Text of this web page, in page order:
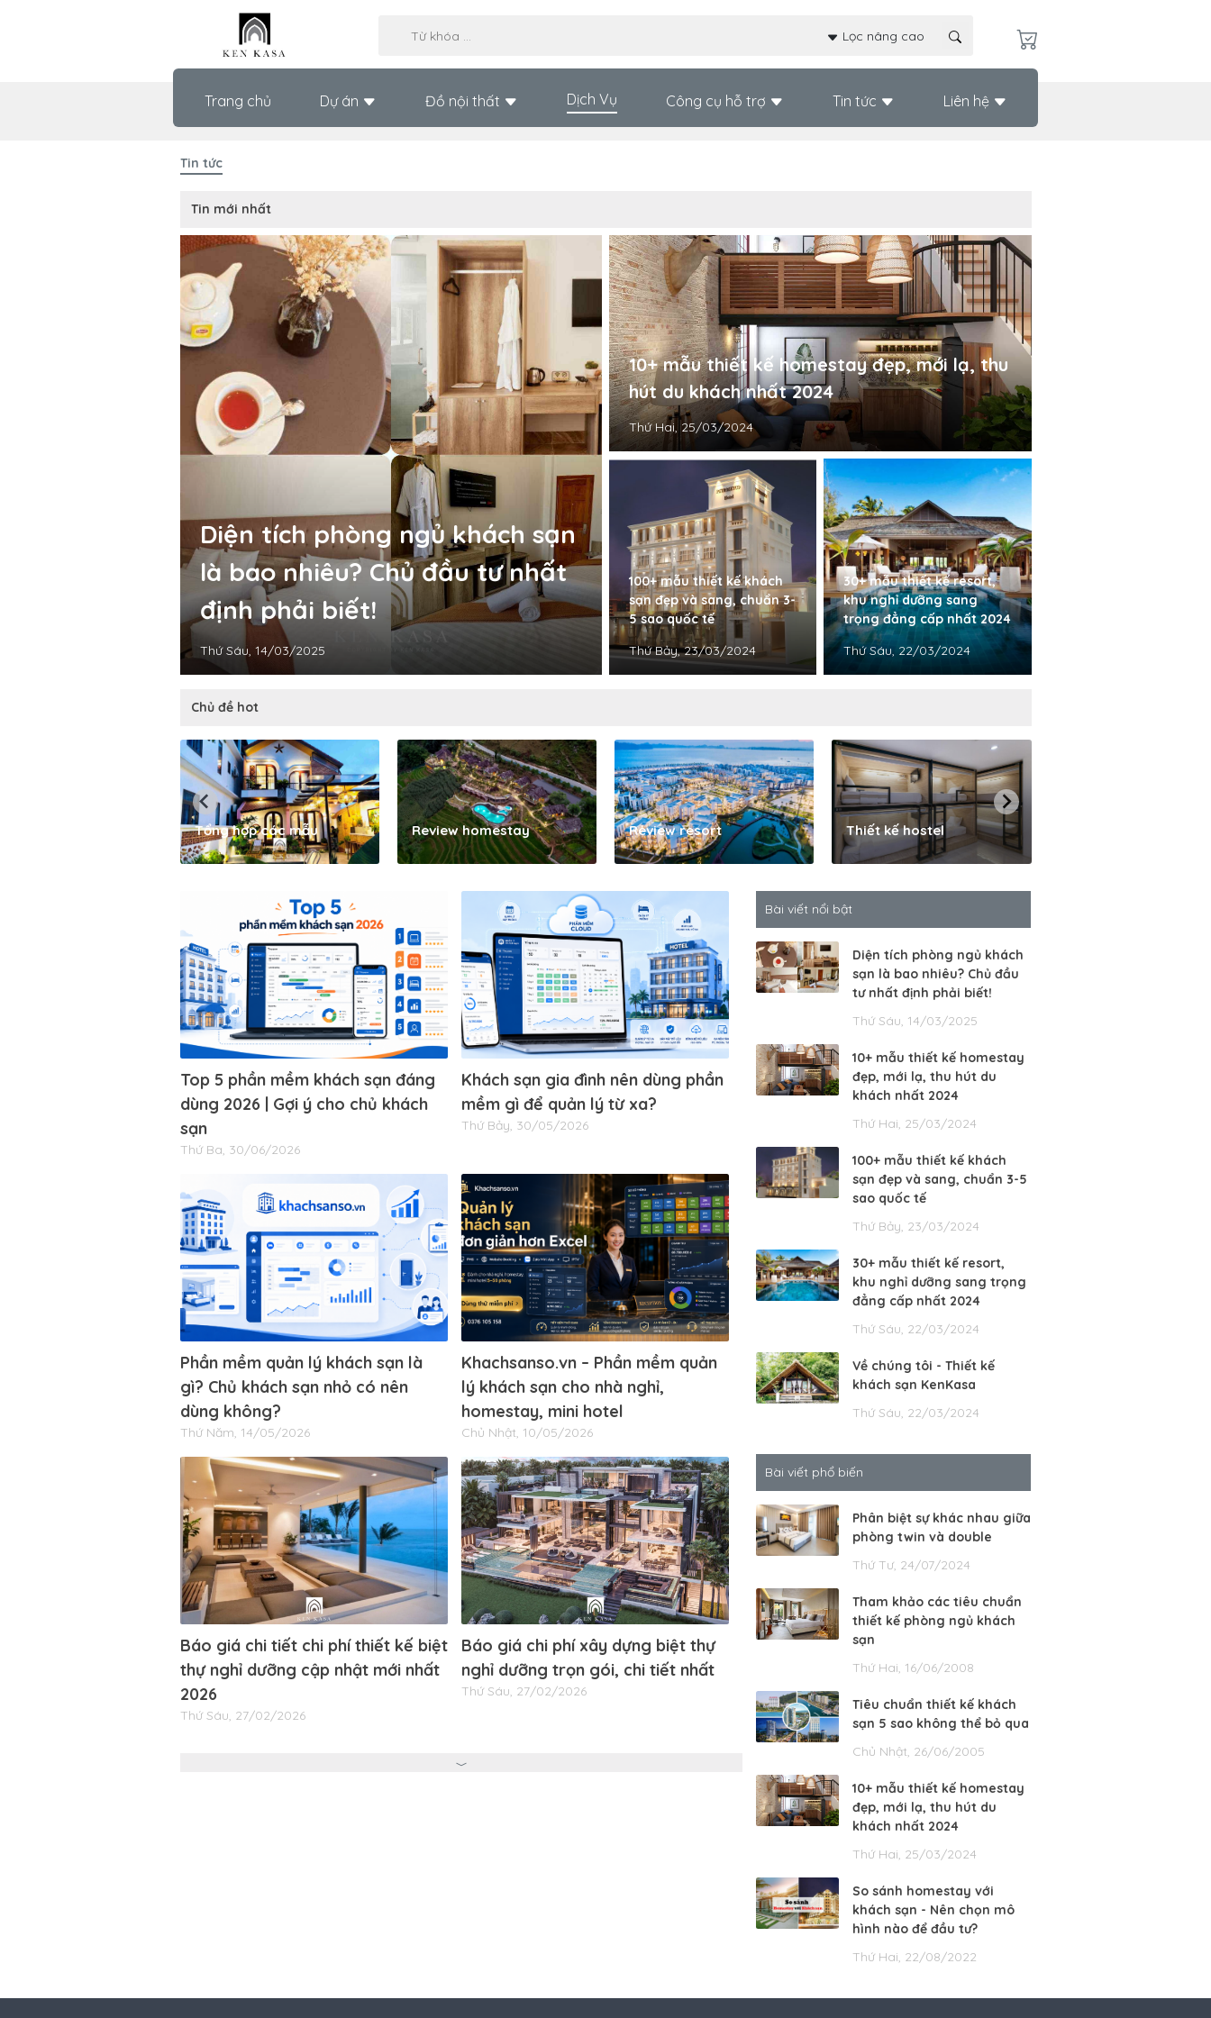
Lọc nâng cao
Trang chủ Dự án Đồ nội thất Dịch Vụ Công cụ hỗ trợ Tin tức Liên hệ
Tin tức
Tin mới nhất
Diện tích phòng ngủ khách sạn
là bao nhiêu? Chủ đầu tư nhất
định phải biết!
Thứ Sáu, 14/03/2025
10+ mẫu thiết kế homestay đẹp, mới lạ, thu
hút du khách nhất 2024
Thứ Hai, 25/03/2024
100+ mẫu thiết kế khách
sạn đẹp và sang, chuẩn 3-
5 sao quốc tế
Thứ Bảy, 23/03/2024
30+ mẫu thiết kế resort,
khu nghỉ dưỡng sang
trọng đẳng cấp nhất 2024
Thứ Sáu, 22/03/2024
Chủ đề hot
Tổng hợp các mẫu Review homestay Review resort Thiết kế hostel
Top 5 phần mềm khách sạn đáng
dùng 2026 | Gợi ý cho chủ khách
sạn
Thứ Ba, 30/06/2026
Khách sạn gia đình nên dùng phần
mềm gì để quản lý từ xa?
Thứ Bảy, 30/05/2026
Phần mềm quản lý khách sạn là
gì? Chủ khách sạn nhỏ có nên
dùng không?
Thứ Năm, 14/05/2026
Khachsanso.vn – Phần mềm quản
lý khách sạn cho nhà nghỉ,
homestay, mini hotel
Chủ Nhật, 10/05/2026
Báo giá chi tiết chi phí thiết kế biệt
thự nghỉ dưỡng cập nhật mới nhất
2026
Thứ Sáu, 27/02/2026
Báo giá chi phí xây dựng biệt thự
nghỉ dưỡng trọn gói, chi tiết nhất
Thứ Sáu, 27/02/2026
Bài viết nổi bật
Diện tích phòng ngủ khách
sạn là bao nhiêu? Chủ đầu
tư nhất định phải biết!
Thứ Sáu, 14/03/2025
10+ mẫu thiết kế homestay
đẹp, mới lạ, thu hút du
khách nhất 2024
Thứ Hai, 25/03/2024
100+ mẫu thiết kế khách
sạn đẹp và sang, chuẩn 3-5
sao quốc tế
Thứ Bảy, 23/03/2024
30+ mẫu thiết kế resort,
khu nghỉ dưỡng sang trọng
đẳng cấp nhất 2024
Thứ Sáu, 22/03/2024
Về chúng tôi - Thiết kế
khách sạn KenKasa
Thứ Sáu, 22/03/2024
Bài viết phổ biến
Phân biệt sự khác nhau giữa
phòng twin và double
Thứ Tư, 24/07/2024
Tham khảo các tiêu chuẩn
thiết kế phòng ngủ khách
sạn
Thứ Hai, 16/06/2008
Tiêu chuẩn thiết kế khách
sạn 5 sao không thể bỏ qua
Chủ Nhật, 26/06/2005
10+ mẫu thiết kế homestay
đẹp, mới lạ, thu hút du
khách nhất 2024
Thứ Hai, 25/03/2024
So sánh homestay với
khách sạn - Nên chọn mô
hình nào để đầu tư?
Thứ Hai, 22/08/2022